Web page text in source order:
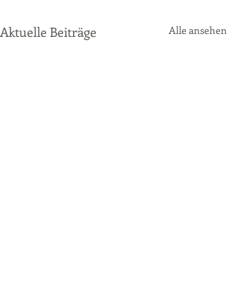
Aktuelle Beiträge Alle ansehen